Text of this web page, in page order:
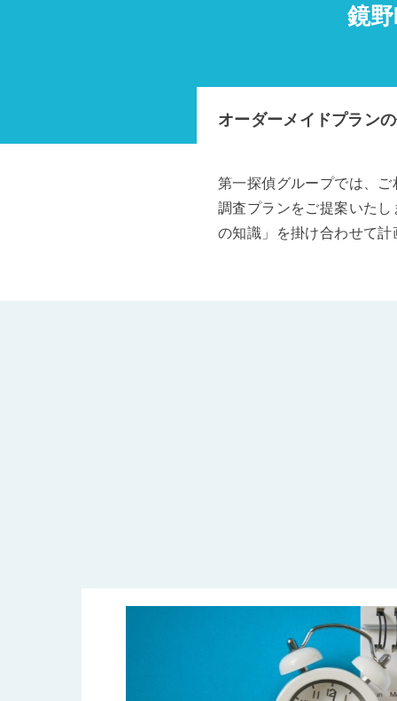
鏡
オーダーメイドプラン
第一探偵グループでは、
調査プランをご提案いた
の知識」を掛け合わせて